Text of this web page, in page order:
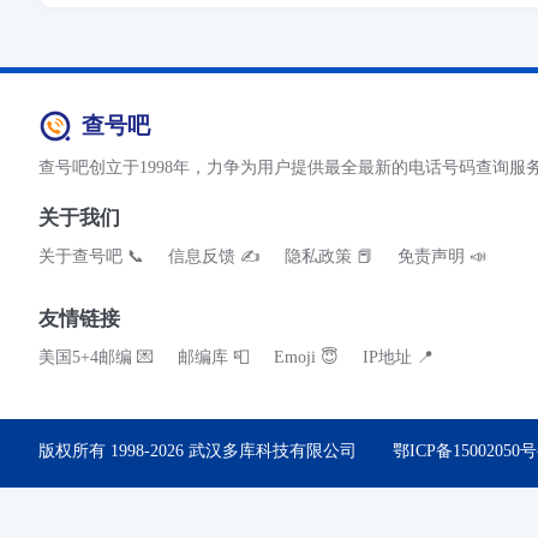
查号吧
查号吧创立于1998年，力争为用户提供最全最新的电话号码查询服
关于我们
关于查号吧 📞 信息反馈 ✍ 隐私政策 📕 免责声明 📣
友情链接
美国5+4邮编 💌 邮编库 📮 Emoji 😇 IP地址 📍
版权所有 1998-2026 武汉多库科技有限公司 鄂ICP备15002050